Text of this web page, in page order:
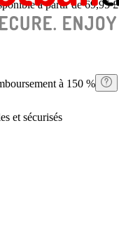
à partir de69,95 £
à 150 %
et sécurisés